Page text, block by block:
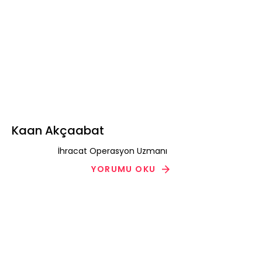
Kaan Akçaabat
İhracat Operasyon Uzmanı
YORUMU OKU